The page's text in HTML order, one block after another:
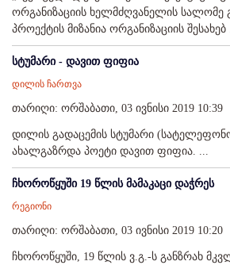
ორგანიზაციის ხელმძღვანელის სალომე
პროექტის მიზანია ორგანიზაციის შესახებ
სტუმარი - დავით ფიფია
დილის ჩართვა
თარიღი: ორშაბათი, 03 ივნისი 2019 10:39
დილის გადაცემის სტუმარი
ახალგაზრდა პოეტი დავით ფიფია. ...
ჩხოროწყუში 19 წლის მამაკაცი დაჭრეს
რეგიონი
თარიღი: ორშაბათი, 03 ივნისი 2019 10:20
ჩხოროწყუში, 19 წლის ვ.გ.-ს განზრახ